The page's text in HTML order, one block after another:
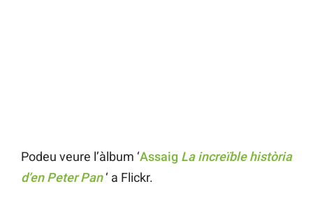
Podeu veure l’àlbum ‘Assaig La increïble història
d’en Peter Pan‘ a Flickr.